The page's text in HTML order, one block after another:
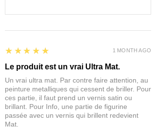
5
★★★★★
Le produit est un vrai Ultra Mat.
Un vrai ultra mat. Par contre faire attention, au
peinture metalliques qui cessent de briller. Pour
ces partie, il faut prend un vernis satin ou
brillant. Pour Info, une partie de figurine
passée avec un vernis qui brillent redevient
Mat.
1 MONTH AGO